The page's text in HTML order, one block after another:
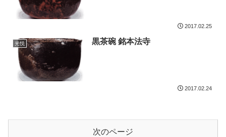
2017.02.25
光悦 黒茶碗 銘本法寺
2017.02.24
次のページ